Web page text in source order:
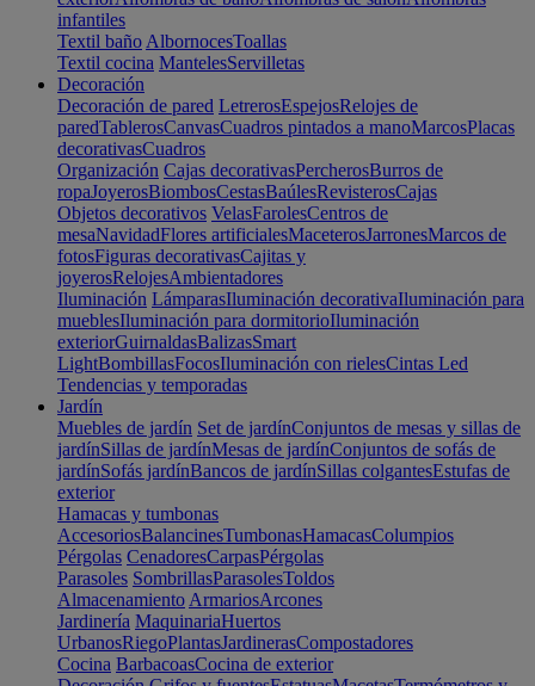
infantiles
Textil baño AlbornocesToallas
Textil cocina MantelesServilletas
Decoración
Decoración de pared LetrerosEspejosRelojes de
paredTablerosCanvasCuadros pintados a manoMarcosPlacas
decorativasCuadros
Organización Cajas decorativasPercherosBurros de
ropaJoyerosBiombosCestasBaúlesRevisterosCajas
Objetos decorativos VelasFarolesCentros de
mesaNavidadFlores artificialesMaceterosJarronesMarcos de
fotosFiguras decorativasCajitas y
joyerosRelojesAmbientadores
Iluminación LámparasIluminación decorativaIluminación para
mueblesIluminación para dormitorioIluminación
exteriorGuirnaldasBalizasSmart
LightBombillasFocosIluminación con rielesCintas Led
Tendencias y temporadas
Jardín
Muebles de jardín Set de jardínConjuntos de mesas y sillas de
jardínSillas de jardínMesas de jardínConjuntos de sofás de
jardínSofás jardínBancos de jardínSillas colgantesEstufas de
exterior
Hamacas y tumbonas
AccesoriosBalancinesTumbonasHamacasColumpios
Pérgolas CenadoresCarpasPérgolas
Parasoles SombrillasParasolesToldos
Almacenamiento ArmariosArcones
Jardinería MaquinariaHuertos
UrbanosRiegoPlantasJardinerasCompostadores
Cocina BarbacoasCocina de exterior